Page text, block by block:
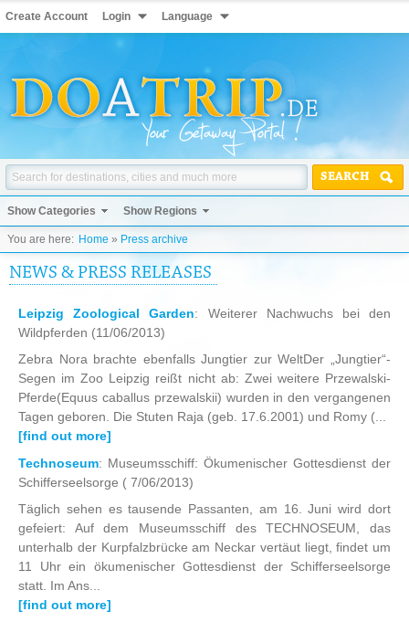
Create Account Login Language
SEARCH
Show Categories Show Regions
You are here: Home » Press archive
NEWS & PRESS RELEASES
Leipzig Zoological Garden: Weiterer Nachwuchs bei den
Wildpferden (11/06/2013)
Zebra Nora brachte ebenfalls Jungtier zur WeltDer „Jungtier“-
Segen im Zoo Leipzig reißt nicht ab: Zwei weitere Przewalski-
Pferde(Equus caballus przewalskii) wurden in den vergangenen
Tagen geboren. Die Stuten Raja (geb. 17.6.2001) und Romy (...
[find out more]
Technoseum: Museumsschiff: Ökumenischer Gottesdienst der
Schifferseelsorge ( 7/06/2013)
Täglich sehen es tausende Passanten, am 16. Juni wird dort
gefeiert: Auf dem Museumsschiff des TECHNOSEUM, das
unterhalb der Kurpfalzbrücke am Neckar vertäut liegt, findet um
11 Uhr ein ökumenischer Gottesdienst der Schifferseelsorge
statt. Im Ans...
[find out more]